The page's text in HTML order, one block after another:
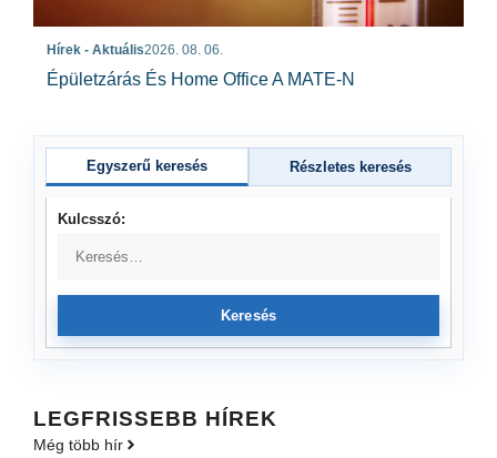
Hírek - Aktuális2026. 08. 06.
Épületzárás És Home Office A MATE-N
Egyszerű keresés Részletes keresés
Kulcsszó:
Keresés
LEGFRISSEBB HÍREK
Még több hír